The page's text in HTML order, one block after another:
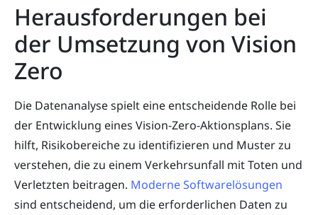
Herausforderungen bei
der Umsetzung von Vision
Zero
Die Datenanalyse spielt eine entscheidende Rolle bei
der Entwicklung eines Vision-Zero-Aktionsplans. Sie
hilft, Risikobereiche zu identifizieren und Muster zu
verstehen, die zu einem Verkehrsunfall mit Toten und
Verletzten beitragen. Moderne Softwarelösungen
sind entscheidend, um die erforderlichen Daten zu